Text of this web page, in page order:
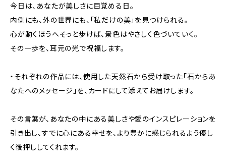
今日は、あなたが美しさに目覚める日。
内側にも、外の世界にも、「私だけの美」を見つけられる。
心が動くほうへそっと歩けば、景色はやさしく色づいていく。
その一歩を、耳元の光で祝福します。
・それぞれの作品には、使用した天然石から受け取った「石からあ
なたへのメッセージ」を、カードにして添えてお届けします。
その言葉が、あなたの中にある美しさや愛のインスピレーションを
引き出し、すでに心にある幸せを、より豊かに感じられるよう優し
く後押ししてくれます。